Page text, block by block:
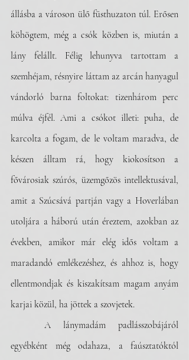
állásba a városon ülő füsthuzaton túl. Erősen
köhögtem, még a csók közben is, miután a
lány felállt. Félig lehunyva tartottam a
szemhéjam, résnyire láttam az arcán hanyagul
vándorló barna foltokat: tizenhárom perc
múlva éjfél. Ami a csókot illeti: puha, de
karcolta a fogam, de le voltam maradva, de
készen álltam rá, hogy kiokosítson a
fővárosiak szúrós, üzemgőzös intellektusával,
amit a Szúcsává partján vagy a Hoverlában
utoljára a háború után éreztem, azokban az
években, amikor már elég idős voltam a
maradandó emlékezéshez, és ahhoz is, hogy
ellentmondjak és kiszakítsam magam anyám
karjai közül, ha jöttek a szovjetek.
egyébként még odahaza, a faúsztatóktól